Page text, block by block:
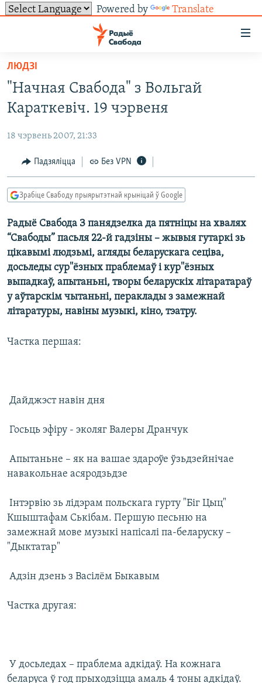
Powered by Translate
ўнівэрсальнага
доступу
Перайсьці
галоўнага
Перайсьці
Перайсьці
пошуку
НАВІНЫ
ЛЮДЗІ
ПАЛІТЫКА
ВАЙНА
БЕЛАРУСЫ НА ВАЙНЕ
ПАЛІТВЯЗЬНІ
КУЛЬТУРА
КАЛЯНДАР
БЛОГІ
ГІСТОРЫЯ НА СВАБОДЗЕ
КНІГІ
АЎДЫЁКНІГІ
PREMIUM
МОВА
НА ХВАЛЯХ СВАБОДЫ
СУВЯЗЬ
АБЫСЬЦІ БЛЯКАВАНЬНЕ
ПАДЗЯЛІЦЦА ІНФАРМАЦЫЯЙ
ПАДПІСАЦЦА
RSS
FACEBOOK
TWITTER
Усе сайты РС/РСЭ
ЛЮДЗІ
"Начная Свабода" з Вольгай
Караткевіч. 19 чэрвеня
18 чэрвень 2007, 21:33
Падзяліцца Без VPN
Зрабіце Свабоду прыярытэтнай крыніцай ў Google
Радыё Свабода З панядзелка да пятніцы на хвалях
“Свабоды” пасьля 22-й гадзіны – жывыя гутаркі зь
цікавымі людзьмі, агляды беларускага сеціва,
досьледы сур''ёзных праблемаў і кур''ёзных
выпадкаў, апытаньні, творы беларускіх літаратараў
у аўтарскім чытаньні, пераклады з замежнай
літаратуры, навіны музыкі, кіно, тэатру.
Частка першая:
 Дайджэст навін дня
 Госьць эфіру - эколяг Валеры Дранчук
 Апытаньне – як на вашае здароўе ўзьдзейнічае
навакольнае асяродзьдзе
 Інтэрвію зь лідэрам польскага гурту "Біг Цыц"
Кшыштафам Ськібам. Першую песьню на
замежнай мове музыкі напісалі па-беларуску –
"Дыктатар"
 Адзін дзень з Васілём Быкавым
Частка другая:
 У досьледах – праблема адкідаў. На кожнага
беларуса ў год прыходзіцца амаль 4 тоны адкідаў.